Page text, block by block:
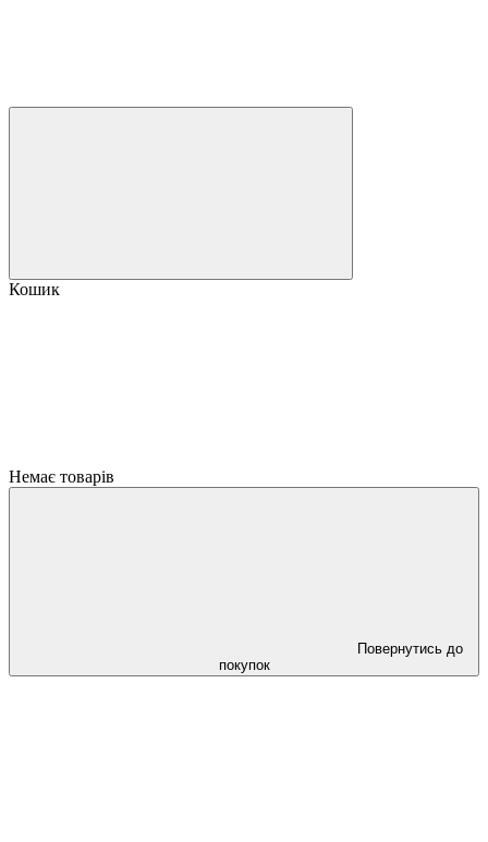
Кошик
Немає товарів
Повернутись до
покупок